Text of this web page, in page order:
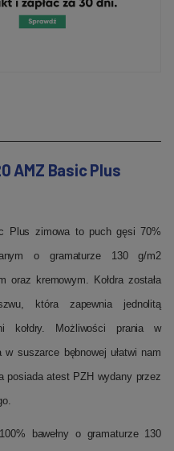
AMZ Basic Plus
Plus zimowa to puch gęsi 70%
o gramaturze 130 g/m2
oraz kremowym. Kołdra została
która zapewnia jednolitą
kołdry. Możliwości prania w
suszarce bębnowej ułatwi nam
posiada atest PZH wydany przez
bawełny o gramaturze 130